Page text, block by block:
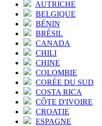
AUTRICHE
BELGIQUE
BÉNIN
BRÉSIL
CANADA
CHILI
CHINE
COLOMBIE
CORÉE DU SUD
COSTA RICA
CÔTE D'IVOIRE
CROATIE
ESPAGNE